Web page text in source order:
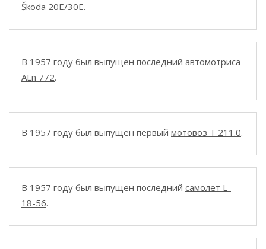
Škoda 20E/30E.
В 1957 году был выпущен последний автомотриса
ALn 772.
В 1957 году был выпущен первый мотовоз T 211.0.
В 1957 году был выпущен последний самолет L-
18-56.